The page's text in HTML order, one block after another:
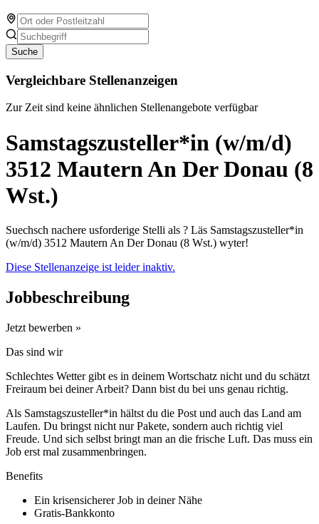
Suche
Vergleichbare Stellenanzeigen
Zur Zeit sind keine ähnlichen Stellenangebote verfügbar
Samstagszusteller*in (w/m/d)
3512 Mautern An Der Donau (8
Wst.)
Suechsch nachere usforderige Stelli als ? Läs Samstagszusteller*in
(w/m/d) 3512 Mautern An Der Donau (8 Wst.) wyter!
Diese Stellenanzeige ist leider inaktiv.
Jobbeschreibung
Jetzt bewerben »
Das sind wir
Schlechtes Wetter gibt es in deinem Wortschatz nicht und du schätzt
Freiraum bei deiner Arbeit? Dann bist du bei uns genau richtig.
Als Samstagszusteller*in hältst du die Post und auch das Land am
Laufen. Du bringst nicht nur Pakete, sondern auch richtig viel
Freude. Und sich selbst bringt man an die frische Luft. Das muss ein
Job erst mal zusammenbringen.
Benefits
Ein krisensicherer Job in deiner Nähe
Gratis-Bankkonto